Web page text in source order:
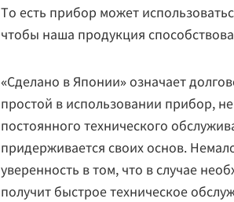
То есть прибор может
чтобы наша продукция
«Сделано в Японии» означает
простой в использовании прибор,
постоянного технического
придерживается своих основ.
уверенность в том, что в случае
получит быстрое техническое